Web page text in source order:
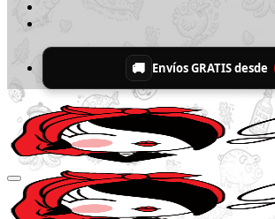
🚚 Envíos GRATIS desde